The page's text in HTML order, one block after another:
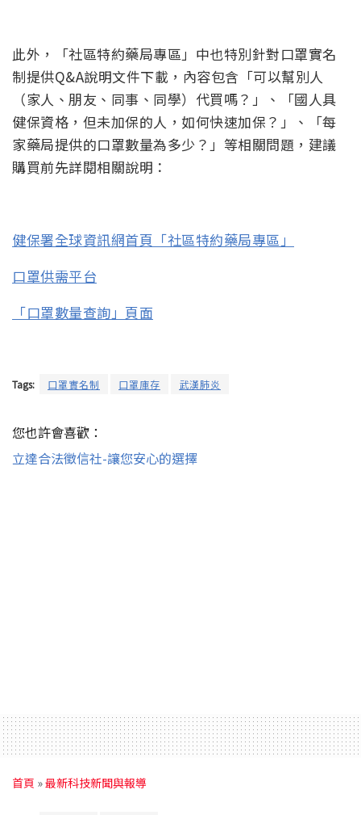
此外，「社區特約藥局專區」中也特別針對口罩實名
制提供Q&A說明文件下載，內容包含「可以幫別人
（家人、朋友、同事、同學）代買嗎？」、「國人具
健保資格，但未加保的人，如何快速加保？」、「每
家藥局提供的口罩數量為多少？」等相關問題，建議
購買前先詳閱相關說明：
健保署全球資訊網首頁「社區特約藥局專區」
口罩供需平台
「口罩數量查詢」頁面
Tags: 口罩實名制 口罩庫存 武漢肺炎
您也許會喜歡：
立達合法徵信社-讓您安心的選擇
首頁 »最新科技新聞與報導